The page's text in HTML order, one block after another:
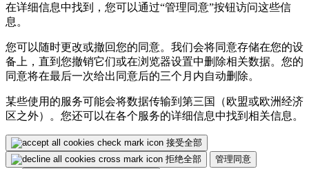
在详细信息中找到，您可以通过“管理同意”按钮访问这些信
息。
您可以随时更改或撤回您的同意。我们会将同意存储在您的设
备上，直到您撤销它们或在浏览器设置中删除相关数据。您的
同意将在最后一次给出同意后的三个月内自动删除。
某些使用的服务可能会将数据传输到第三国（欧盟或欧洲经济
区之外）。您还可以在各个服务的详细信息中找到相关信息。
接受全部
拒绝全部
管理同意